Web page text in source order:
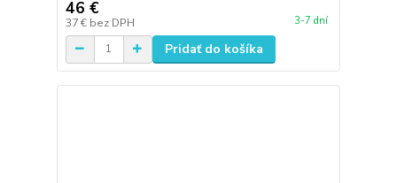
46 €
37 € bez DPH 3-7 dní
Pridať do košíka